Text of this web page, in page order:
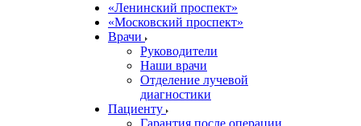
«Ленинский проспект»
«Московский проспект»
Врачи
Руководители
Наши врачи
Отделение лучевой
диагностики
Пациенту
Гарантия после операции